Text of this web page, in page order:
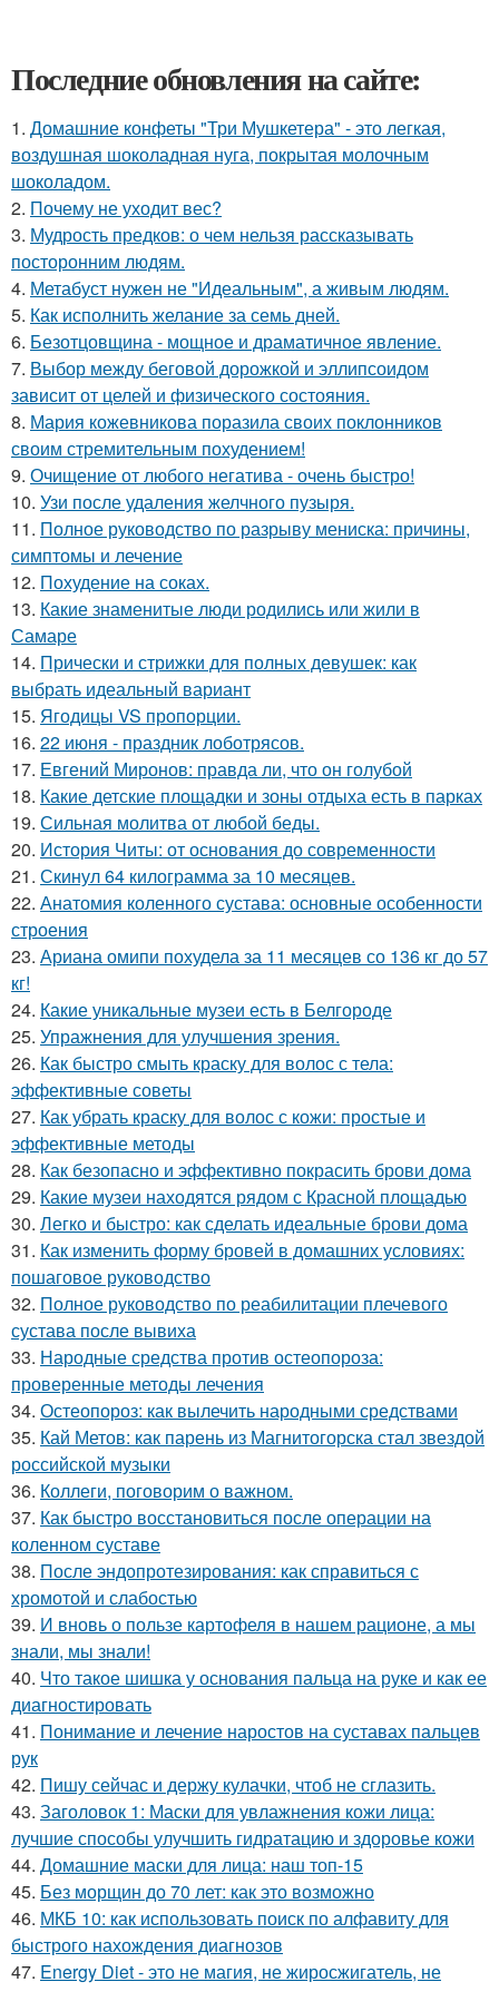
Последние обновления на сайте:
1. Домашние конфеты "Три Мушкетера" - это легкая,
воздушная шоколадная нуга, покрытая молочным
шоколадом.
2. Почему не уходит вес?
3. Мудрость предков: о чем нельзя рассказывать
посторонним людям.
4. Метабуст нужен не "Идеальным", а живым людям.
5. Как исполнить желание за семь дней.
6. Безотцовщина - мощное и драматичное явление.
7. Выбор между беговой дорожкой и эллипсоидом
зависит от целей и физического состояния.
8. Мария кожевникова поразила своих поклонников
своим стремительным похудением!
9. Очищение от любого негатива - очень быстро!
10. Узи после удаления желчного пузыря.
11. Полное руководство по разрыву мениска: причины,
симптомы и лечение
12. Похудение на соках.
13. Какие знаменитые люди родились или жили в
Самаре
14. Прически и стрижки для полных девушек: как
выбрать идеальный вариант
15. Ягодицы VS пропорции.
16. 22 июня - праздник лоботрясов.
17. Евгений Миронов: правда ли, что он голубой
18. Какие детские площадки и зоны отдыха есть в парках
19. Сильная молитва от любой беды.
20. История Читы: от основания до современности
21. Скинул 64 килограмма за 10 месяцев.
22. Анатомия коленного сустава: основные особенности
строения
23. Ариана омипи похудела за 11 месяцев со 136 кг до 57
кг!
24. Какие уникальные музеи есть в Белгороде
25. Упражнения для улучшения зрения.
26. Как быстро смыть краску для волос с тела:
эффективные советы
27. Как убрать краску для волос с кожи: простые и
эффективные методы
28. Как безопасно и эффективно покрасить брови дома
29. Какие музеи находятся рядом с Красной площадью
30. Легко и быстро: как сделать идеальные брови дома
31. Как изменить форму бровей в домашних условиях:
пошаговое руководство
32. Полное руководство по реабилитации плечевого
сустава после вывиха
33. Народные средства против остеопороза:
проверенные методы лечения
34. Остеопороз: как вылечить народными средствами
35. Кай Метов: как парень из Магнитогорска стал звездой
российской музыки
36. Коллеги, поговорим о важном.
37. Как быстро восстановиться после операции на
коленном суставе
38. После эндопротезирования: как справиться с
хромотой и слабостью
39. И вновь о пользе картофеля в нашем рационе, а мы
знали, мы знали!
40. Что такое шишка у основания пальца на руке и как ее
диагностировать
41. Понимание и лечение наростов на суставах пальцев
рук
42. Пишу сейчас и держу кулачки, чтоб не сглазить.
43. Заголовок 1: Маски для увлажнения кожи лица:
лучшие способы улучшить гидратацию и здоровье кожи
44. Домашние маски для лица: наш топ-15
45. Без морщин до 70 лет: как это возможно
46. МКБ 10: как использовать поиск по алфавиту для
быстрого нахождения диагнозов
47. Energy Diet - это не магия, не жиросжигатель, не